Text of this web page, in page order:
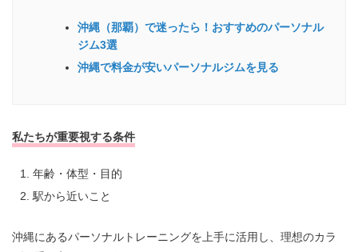
沖縄（那覇）で迷ったら！おすすめのパーソナル
ジム3選
沖縄で料金が安いパーソナルジムを見る
私たちが重要視する条件
年齢・体型・目的
駅から近いこと
沖縄にあるパーソナルトレーニングを上手に活用し、理想のカラ